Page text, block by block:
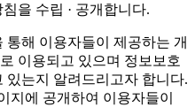
을 수립 · 공개합니다.
통해 이용자들이 제공하는 개
이용되고 있으며 정보보호
있는지 알려드리고자 합니다.
지에 공개하여 이용자들이